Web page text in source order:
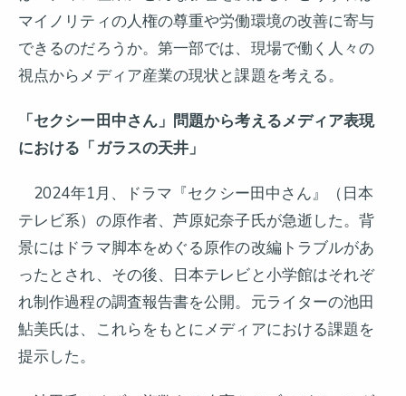
マイノリティの人権の尊重や労働環境の改善に寄与
できるのだろうか。第一部では、現場で働く人々の
視点からメディア産業の現状と課題を考える。
「セクシー田中さん」問題から考えるメディア表現
における「ガラスの天井」
2024年1月、ドラマ『セクシー田中さん』（日本
テレビ系）の原作者、芦原妃奈子氏が急逝した。背
景にはドラマ脚本をめぐる原作の改編トラブルがあ
ったとされ、その後、日本テレビと小学館はそれぞ
れ制作過程の調査報告書を公開。元ライターの池田
鮎美氏は、これらをもとにメディアにおける課題を
提示した。